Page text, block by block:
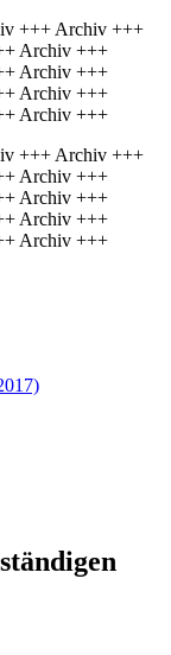
+++ Archiv +++
Archiv +++
Archiv +++
Archiv +++
Archiv +++
+++ Archiv +++
Archiv +++
Archiv +++
Archiv +++
Archiv +++